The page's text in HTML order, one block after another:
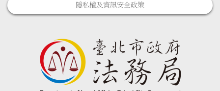
隱私權及資訊安全政策